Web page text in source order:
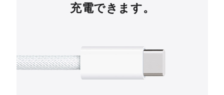
充電できます。